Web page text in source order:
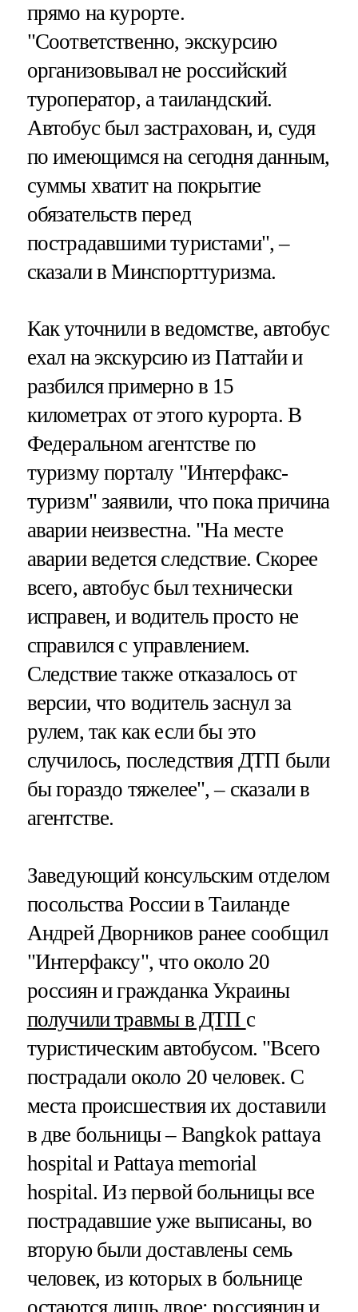
прямо на курорте.
"Соответственно, экскурсию
организовывал не российский
туроператор, а таиландский.
Автобус был застрахован, и, судя
по имеющимся на сегодня данным,
суммы хватит на покрытие
обязательств перед
пострадавшими туристами", –
сказали в Минспорттуризма.
Как уточнили в ведомстве, автобус
ехал на экскурсию из Паттайи и
разбился примерно в 15
километрах от этого курорта. В
Федеральном агентстве по
туризму порталу "Интерфакс-
туризм" заявили, что пока причина
аварии неизвестна. "На месте
аварии ведется следствие. Скорее
всего, автобус был технически
исправен, и водитель просто не
справился с управлением.
Следствие также отказалось от
версии, что водитель заснул за
рулем, так как если бы это
случилось, последствия ДТП были
бы гораздо тяжелее", – сказали в
агентстве.
Заведующий консульским отделом
посольства России в Таиланде
Андрей Дворников ранее сообщил
"Интерфаксу", что около 20
россиян и гражданка Украины
получили травмы в ДТП с
туристическим автобусом. "Всего
пострадали около 20 человек. С
места происшествия их доставили
в две больницы – Bangkok pattaya
hospital и Pattaya memorial
hospital. Из первой больницы все
пострадавшие уже выписаны, во
вторую были доставлены семь
человек, из которых в больнице
остаются лишь двое: россиянин и